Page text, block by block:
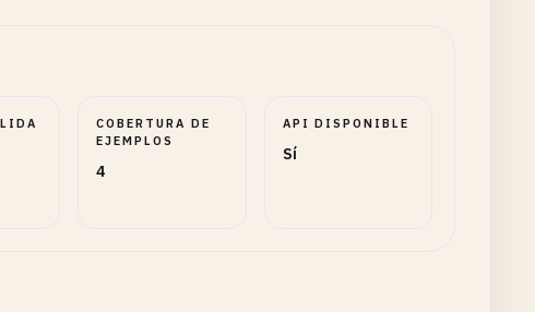
COBERTURA DE
EJEMPLOS
4
API DISPONIBLE
Sí